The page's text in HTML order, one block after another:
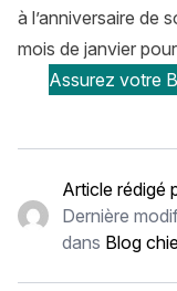
à l’anniversaire de
mois de janvier
Assurez votre
Article rédigé
Dernière
dans Blog